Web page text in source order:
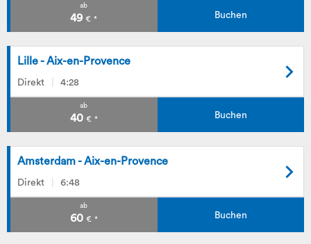
ab
49 € * Buchen
Lille - Aix-en-Provence
Direkt 4:28
ab
40 € * Buchen
Amsterdam - Aix-en-Provence
Direkt 6:48
ab
60 € * Buchen